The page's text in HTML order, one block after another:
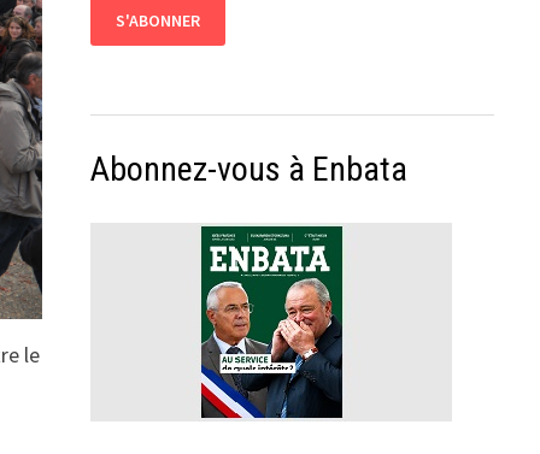
le
Abonnez-vous à Enbata